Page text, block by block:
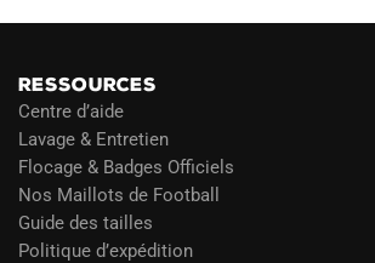
RESSOURCES
Centre d’aide
Lavage & Entretien
Flocage & Badges Officiels
Nos Maillots de Football
Guide des tailles
Politique d’expédition